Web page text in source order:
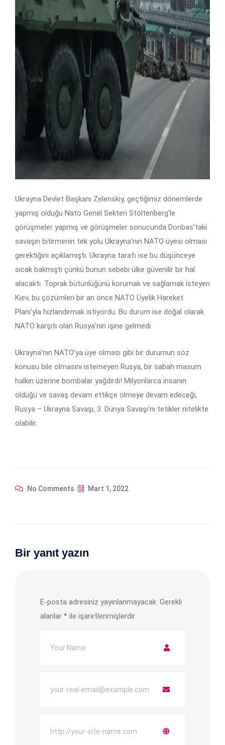
Ukrayna Devlet Başkanı Zelenskiy, geçtiğimiz dönemlerde
yapmış olduğu Nato Genel Sekteri Stoltenberg’le
görüşmeler yapmış ve görüşmeler sonucunda Donbas’taki
savaşın bitirmenin tek yolu Ukrayna’nın NATO üyesi olması
gerektiğini açıklamıştı. Ukrayna tarafı ise bu düşünceye
sıcak bakmıştı çünkü bunun sebebi ülke güvenilir bir hal
alacaktı. Toprak bütünlüğünü korumak ve sağlamak isteyen
Kiev, bu çözümleri bir an önce NATO Üyelik Hareket
Planı’yla hızlandırmak istiyordu. Bu durum ise doğal olarak
NATO karşıtı olan Rusya’nın işine gelmedi.
Ukrayna’nın NATO’ya üye olması gibi bir durumun söz
konusu bile olmasını istemeyen Rusya, bir sabah masum
halkın üzerine bombalar yağdırdı! Milyonlarca insanın
öldüğü ve savaş devam ettikçe ölmeye devam edeceği;
Rusya – Ukrayna Savaşı, 3. Dünya Savaşı’nı tetikler nitelikte
olabilir.
No Comments Mart 1, 2022
Bir yanıt yazın
E-posta adresiniz yayınlanmayacak. Gerekli
alanlar * ile işaretlenmişlerdir